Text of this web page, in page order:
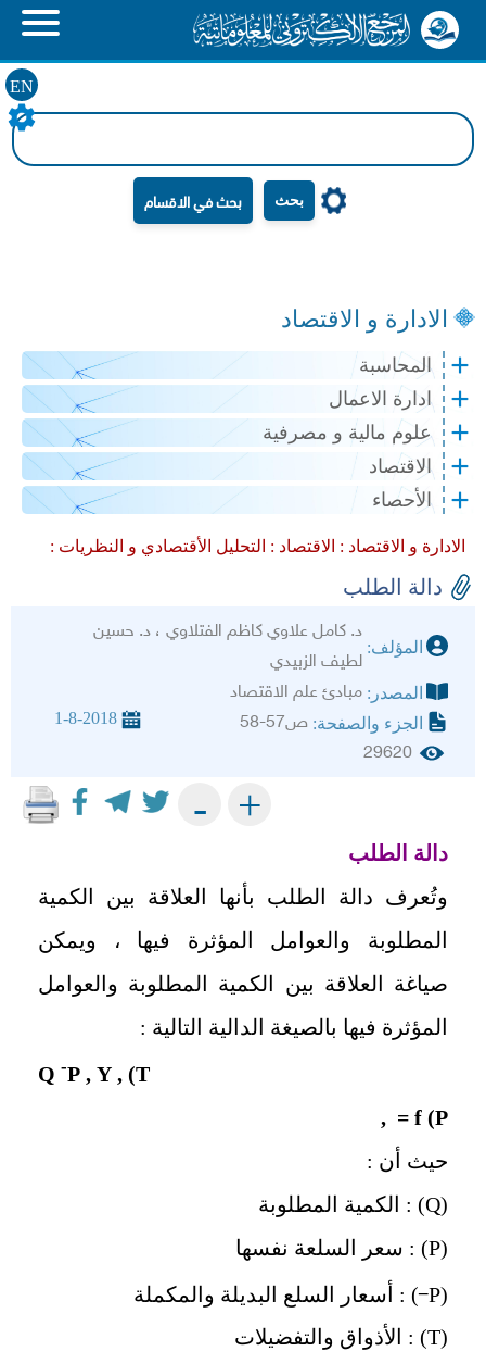
EN
بحث
الادارة و الاقتصاد
المحاسبة
ادارة الاعمال
علوم مالية و مصرفية
الاقتصاد
الأحصاء
الادارة و الاقتصاد : الاقتصاد : التحليل الأقتصادي و النظريات :
دالة الطلب
المؤلف:
د. كامل علاوي كاظم الفتلاوي ، د. حسين
لطيف الزبيدي
المصدر: مبادئ علم الاقتصاد
الجزء والصفحة: ص57-58 1-8-2018
29620
+
-
دالة الطلب
وتُعرف دالة الطلب بأنها العلاقة بين الكمية
المطلوبة والعوامل المؤثرة فيها ، ويمكن
صياغة العلاقة بين الكمية المطلوبة والعوامل
المؤثرة فيها بالصيغة الدالية التالية :
T)
, Y ,
P
-
Q
= f (P ,
حيث أن :
(
Q) : الكمية المطلوبة
(
P) : سعر السلعة نفسها
(
P ) : أسعار السلع البديلة والمكملة
(
T) : الأذواق والتفضيلات